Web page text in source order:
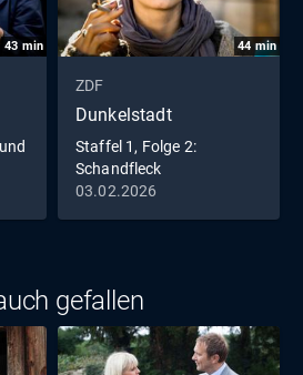
43 min 44 min
ZDF
Dunkelstadt
Staffel 1, Folge 2:
Schandfleck
03.02.2026
gefallen